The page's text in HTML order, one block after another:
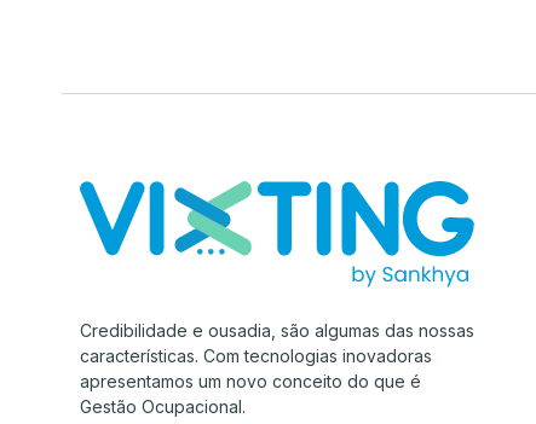
Credibilidade e ousadia, são algumas das nossas
características. Com tecnologias inovadoras
apresentamos um novo conceito do que é
Gestão Ocupacional.